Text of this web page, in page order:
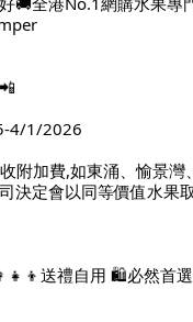
4/1/2026
附加費,如東涌、愉景
決定會以同等價值水果
送禮自用 🛍必然首